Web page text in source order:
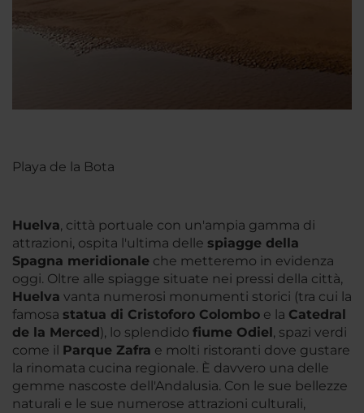
Playa de la Bota
Huelva, città portuale con un'ampia gamma di
attrazioni, ospita l'ultima delle spiagge della
Spagna meridionale che metteremo in evidenza
oggi. Oltre alle spiagge situate nei pressi della città,
Huelva vanta numerosi monumenti storici (tra cui la
famosa statua di Cristoforo Colombo e la Catedral
de la Merced), lo splendido fiume Odiel, spazi verdi
come il Parque Zafra e molti ristoranti dove gustare
la rinomata cucina regionale. È davvero una delle
gemme nascoste dell'Andalusia. Con le sue bellezze
naturali e le sue numerose attrazioni culturali,